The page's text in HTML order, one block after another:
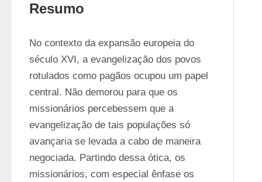
Resumo
No contexto da expansão europeia do
século XVI, a evangelização dos povos
rotulados como pagãos ocupou um papel
central. Não demorou para que os
missionários percebessem que a
evangelização de tais populações só
avançaria se levada a cabo de maneira
negociada. Partindo dessa ótica, os
missionários, com especial ênfase os